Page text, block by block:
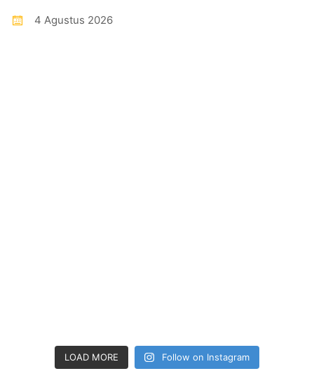
4 Agustus 2026
LOAD MORE Follow on Instagram